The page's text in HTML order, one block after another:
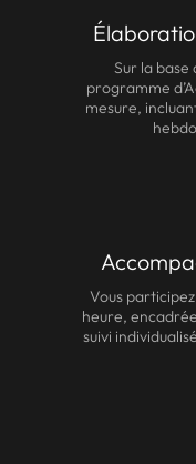
Sur la base
programme
mesure,
Vous
heure,
suivi